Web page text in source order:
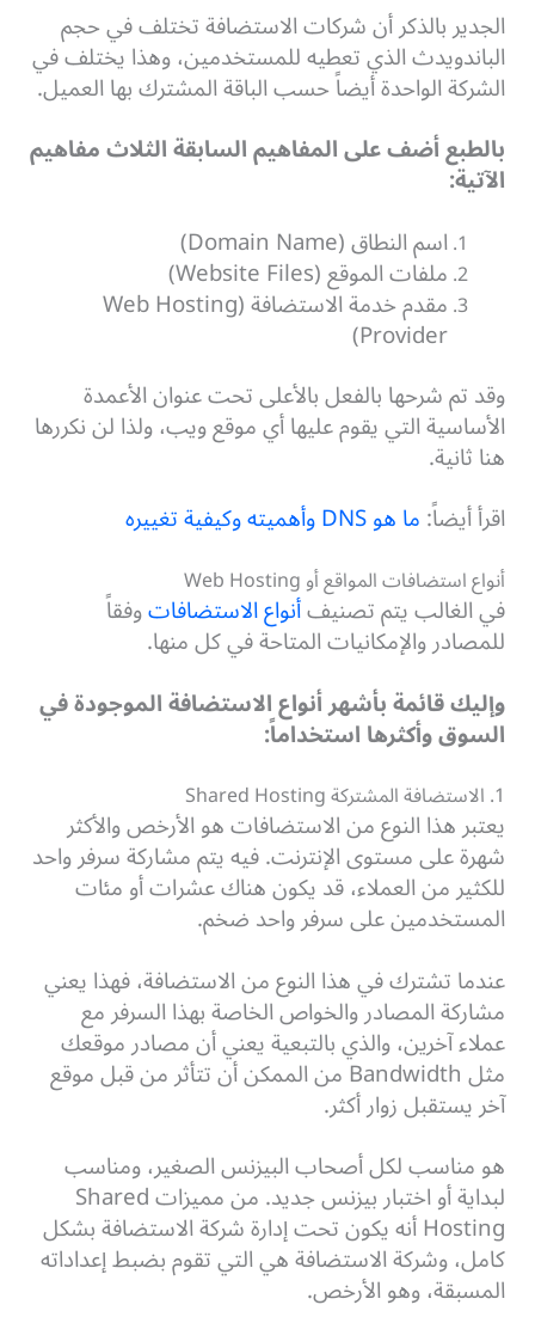
الجدير بالذكر أن شركات الاستضافة تختلف في حجم
الباندويدث الذي تعطيه للمستخدمين، وهذا يختلف في
الشركة الواحدة أيضاً حسب الباقة المشترك بها العميل.
بالطبع أضف على المفاهيم السابقة الثلاث مفاهيم
الآتية:
اسم النطاق (Domain Name)
ملفات الموقع (Website Files)
مقدم خدمة الاستضافة (Web Hosting
Provider)
وقد تم شرحها بالفعل بالأعلى تحت عنوان الأعمدة
الأساسية التي يقوم عليها أي موقع ويب، ولذا لن نكررها
هنا ثانية.
اقرأ أيضاً:ما هو DNS وأهميته وكيفية تغييره
أنواع استضافات المواقع أو Web Hosting
في الغالب يتم تصنيفأنواع الاستضافاتوفقاً
للمصادر والإمكانيات المتاحة في كل منها.
وإليك قائمة بأشهر أنواع الاستضافة الموجودة في
السوق وأكثرها استخداماً:
1. الاستضافة المشتركة Shared Hosting
يعتبر هذا النوع من الاستضافات هو الأرخص والأكثر
شهرة على مستوى الإنترنت. فيه يتم مشاركة سرفر واحد
للكثير من العملاء، قد يكون هناك عشرات أو مئات
المستخدمين على سرفر واحد ضخم.
عندما تشترك في هذا النوع من الاستضافة، فهذا يعني
مشاركة المصادر والخواص الخاصة بهذا السرفر مع
عملاء آخرين، والذي بالتبعية يعني أن مصادر موقعك
مثل Bandwidth من الممكن أن تتأثر من قبل موقع
آخر يستقبل زوار أكثر.
هو مناسب لكل أصحاب البيزنس الصغير، ومناسب
لبداية أو اختبار بيزنس جديد. من مميزات Shared
Hosting أنه يكون تحت إدارة شركة الاستضافة بشكل
كامل، وشركة الاستضافة هي التي تقوم بضبط إعداداته
المسبقة، وهو الأرخص.